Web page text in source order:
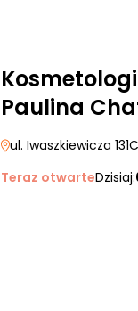
Paulina
ul. Iwaszkiewicza 131C
Teraz otwarteDzisiaj: